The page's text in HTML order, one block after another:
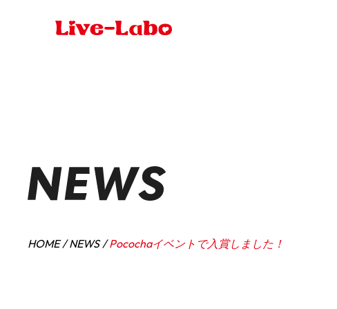
HOME NEWS Pocochaイベントで入賞しました！